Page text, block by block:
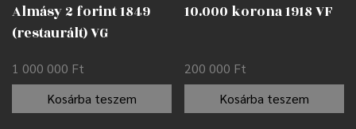
Almásy 2 forint 1849
(restaurált) VG
1 000 000 Ft
Kosárba teszem
10.000 korona 1918 VF
200 000 Ft
Kosárba teszem